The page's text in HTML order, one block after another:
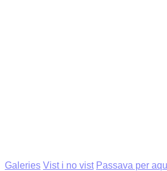
Galeries Vist i no vist Passava per